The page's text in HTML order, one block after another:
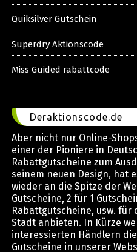
Quiksilver Gutschein
Superdry Aktionscode
Miss Guided rabattcode
Deraktionscode.de
Aber nicht nur Online-
einer der Pioniere in
Rabattgutscheine zum
seinem neuen Design, hat
wieder an die Spitze der
Gutscheine, 2 für 1
Rabattgutscheine, usw.
Stadt anbieten. In Kürze
interessierten Händlern
Gutscheine in unserer